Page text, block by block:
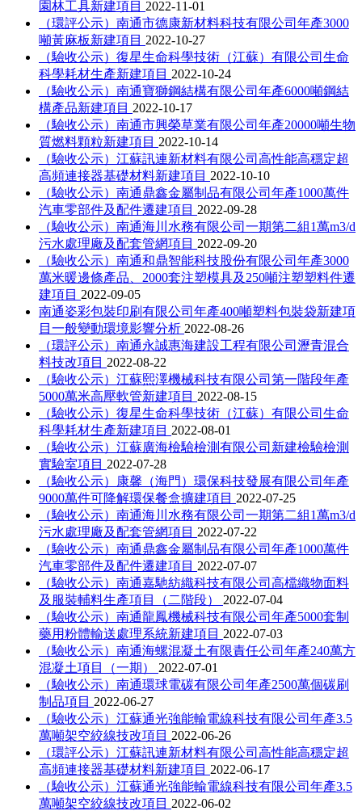
園林工具新建項目 2022-11-01
（環評公示）南通市德康新材料科技有限公司年產3000
噸黃麻板新建項目 2022-10-27
（驗收公示）復星生命科學技術（江蘇）有限公司生命
科學耗材生產新建項目 2022-10-24
（驗收公示）南通寶獅鋼結構有限公司年產6000噸鋼結
構產品新建項目 2022-10-17
（驗收公示）南通市興榮草業有限公司年產20000噸生物
質燃料顆粒新建項目 2022-10-14
（驗收公示）江蘇訊連新材料有限公司高性能高穩定超
高頻連接器基礎材料新建項目 2022-10-10
（驗收公示）南通鼎鑫金屬制品有限公司年產1000萬件
汽車零部件及配件遷建項目 2022-09-28
（驗收公示）南通海川水務有限公司一期第二組1萬m3/d
污水處理廠及配套管網項目 2022-09-20
（驗收公示）南通和鼎智能科技股份有限公司年產3000
萬米暖邊條產品、2000套注塑模具及250噸注塑塑料件遷
建項目 2022-09-05
南通姿彩包裝印刷有限公司年產400噸塑料包裝袋新建項
目一般變動環境影響分析 2022-08-26
（環評公示）南通永誠惠海建設工程有限公司瀝青混合
料技改項目 2022-08-22
（驗收公示）江蘇熙澤機械科技有限公司第一階段年產
5000萬米高壓軟管新建項目 2022-08-15
（驗收公示）復星生命科學技術（江蘇）有限公司生命
科學耗材生產新建項目 2022-08-01
（驗收公示）江蘇廣海檢驗檢測有限公司新建檢驗檢測
實驗室項目 2022-07-28
（驗收公示）康馨（海門）環保科技發展有限公司年產
9000萬件可降解環保餐盒擴建項目 2022-07-25
（驗收公示）南通海川水務有限公司一期第二組1萬m3/d
污水處理廠及配套管網項目 2022-07-22
（驗收公示）南通鼎鑫金屬制品有限公司年產1000萬件
汽車零部件及配件遷建項目 2022-07-07
（驗收公示）南通嘉馳紡織科技有限公司高檔織物面料
及服裝輔料生產項目（二階段） 2022-07-04
（驗收公示）南通龍鳳機械科技有限公司年產5000套制
藥用粉體輸送處理系統新建項目 2022-07-03
（驗收公示）南通海螺混凝土有限責任公司年產240萬方
混凝土項目（一期） 2022-07-01
（驗收公示）南通環球電碳有限公司年產2500萬個碳刷
制品項目 2022-06-27
（驗收公示）江蘇通光強能輸電線科技有限公司年產3.5
萬噸架空絞線技改項目 2022-06-26
（環評公示）江蘇訊連新材料有限公司高性能高穩定超
高頻連接器基礎材料新建項目 2022-06-17
（驗收公示）江蘇通光強能輸電線科技有限公司年產3.5
萬噸架空絞線技改項目 2022-06-02